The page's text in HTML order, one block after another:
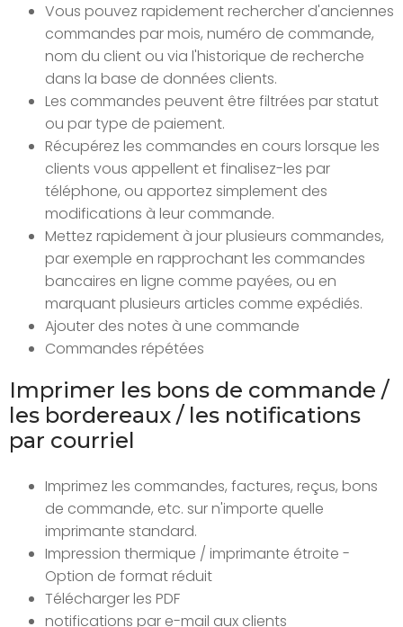
Vous pouvez rapidement rechercher d'anciennes
commandes par mois, numéro de commande,
nom du client ou via l'historique de recherche
dans la base de données clients.
Les commandes peuvent être filtrées par statut
ou par type de paiement.
Récupérez les commandes en cours lorsque les
clients vous appellent et finalisez-les par
téléphone, ou apportez simplement des
modifications à leur commande.
Mettez rapidement à jour plusieurs commandes,
par exemple en rapprochant les commandes
bancaires en ligne comme payées, ou en
marquant plusieurs articles comme expédiés.
Ajouter des notes à une commande
Commandes répétées
Imprimer les bons de commande /
les bordereaux / les notifications
par courriel
Imprimez les commandes, factures, reçus, bons
de commande, etc. sur n'importe quelle
imprimante standard.
Impression thermique / imprimante étroite -
Option de format réduit
Télécharger les PDF
notifications par e-mail aux clients